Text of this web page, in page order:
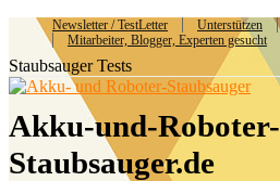
Newsletter / TestLetter Unterstützen
Mitarbeiter, Blogger, Experten gesucht
Staubsauger Tests
Akku-und-Roboter-
Staubsauger.de